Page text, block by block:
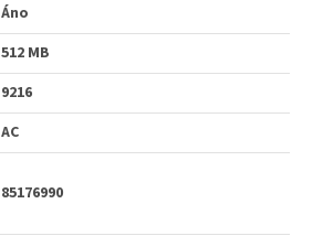
Áno
512 MB
9216
AC
85176990